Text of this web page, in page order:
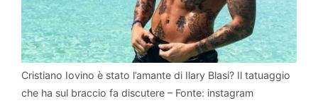
Cristiano Iovino è stato l’amante di Ilary Blasi? Il tatuaggio
che ha sul braccio fa discutere – Fonte: instagram